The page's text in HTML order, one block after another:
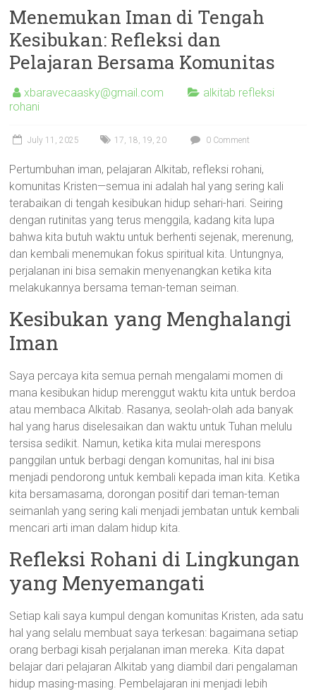
Menemukan Iman di Tengah
Kesibukan: Refleksi dan
Pelajaran Bersama Komunitas
xbaravecaasky@gmail.com
alkitab refleksi
rohani
July 11, 2025 17, 18, 19,20 0 Comment
Pertumbuhan iman, pelajaran Alkitab, refleksi rohani,
komunitas Kristen—semua ini adalah hal yang sering kali
terabaikan di tengah kesibukan hidup sehari-hari. Seiring
dengan rutinitas yang terus menggila, kadang kita lupa
bahwa kita butuh waktu untuk berhenti sejenak, merenung,
dan kembali menemukan fokus spiritual kita. Untungnya,
perjalanan ini bisa semakin menyenangkan ketika kita
melakukannya bersama teman-teman seiman.
Kesibukan yang Menghalangi
Iman
Saya percaya kita semua pernah mengalami momen di
mana kesibukan hidup merenggut waktu kita untuk berdoa
atau membaca Alkitab. Rasanya, seolah-olah ada banyak
hal yang harus diselesaikan dan waktu untuk Tuhan melulu
tersisa sedikit. Namun, ketika kita mulai merespons
panggilan untuk berbagi dengan komunitas, hal ini bisa
menjadi pendorong untuk kembali kepada iman kita. Ketika
kita bersamasama, dorongan positif dari teman-teman
seimanlah yang sering kali menjadi jembatan untuk kembali
mencari arti iman dalam hidup kita.
Refleksi Rohani di Lingkungan
yang Menyemangati
Setiap kali saya kumpul dengan komunitas Kristen, ada satu
hal yang selalu membuat saya terkesan: bagaimana setiap
orang berbagi kisah perjalanan iman mereka. Kita dapat
belajar dari pelajaran Alkitab yang diambil dari pengalaman
hidup masing-masing. Pembelajaran ini menjadi lebih